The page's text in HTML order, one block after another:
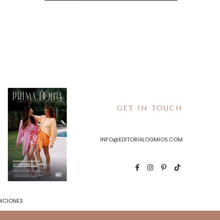
GET IN TOUCH
INFO@EDITORIALOGMIOS.COM